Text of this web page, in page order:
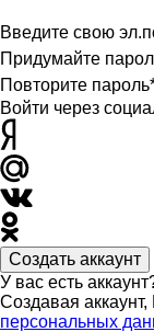
Введите свою
Придумайте
Повторите
Войти через
Создать аккаунт
У вас есть
Создавая
персональных